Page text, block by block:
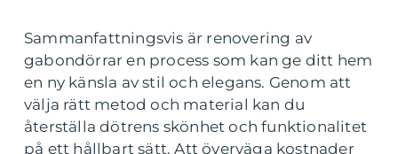
Sammanfattningsvis är renovering av
gabondörrar en process som kan ge ditt hem
en ny känsla av stil och elegans. Genom att
välja rätt metod och material kan du
återställa dötrens skönhet och funktionalitet
på ett hållbart sätt. Att överväga kostnader